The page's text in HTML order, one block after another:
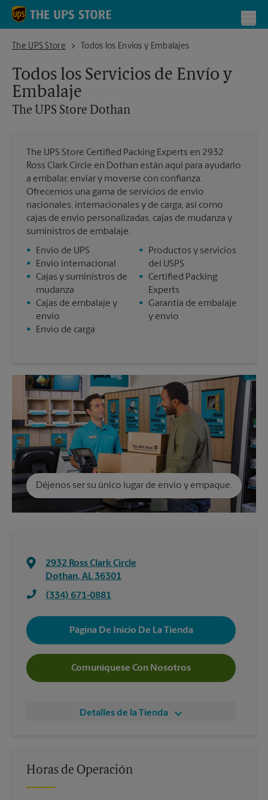
Skip to content
Return to Nav
The UPS Store
The UPS Store DothanTodos los Envíos y Embalajes
Todos los Servicios de Envío y
Embalaje
The UPS Store Dothan
The UPS Store Certified Packing Experts en 2932
Ross Clark Circle en Dothan están aquí para ayudarlo
a embalar, enviar y moverse con confianza.
Ofrecemos una gama de servicios de envío
nacionales, internacionales y de carga, así como
cajas de envío personalizadas, cajas de mudanza y
suministros de embalaje.
•
Envío de UPS
•
Envío internacional
• Cajas y suministros de
mudanza
• Cajas de embalaje y
envío
•
Envío de carga
•
Productos y servicios
del USPS
• Certified Packing
Experts
• Garantía de embalaje
y envío
Déjenos ser su único lugar de envío y empaque.
2932 Ross Clark Circle
Dothan, AL 36301
(334) 671-0881
Página De Inicio De La Tienda
Comuníquese Con Nosotros
Detalles de la Tienda
Horas de Operación